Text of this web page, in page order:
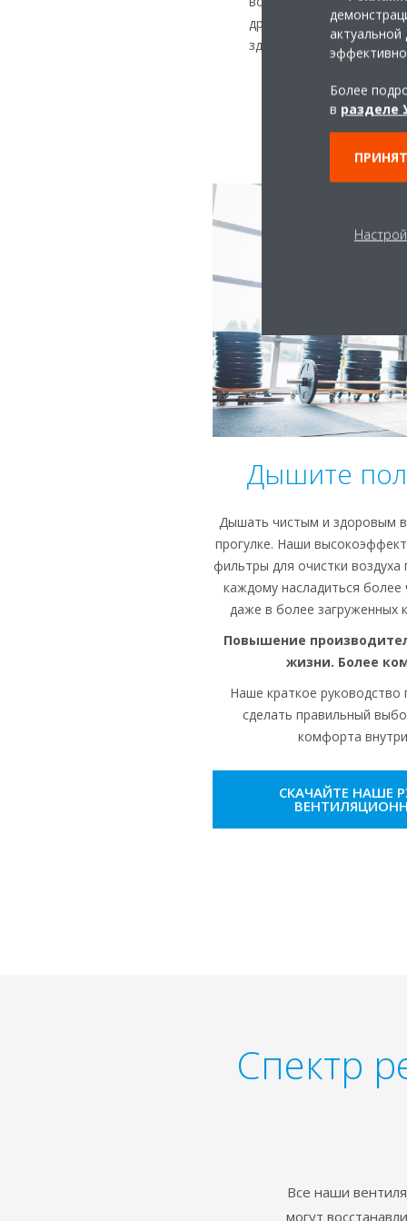
другие загрязняющие
здоровья.
Дышите
Дышать чистым и здоровым
прогулке. Наши
фильтры для очистки
каждому насладиться
даже в более загруженных
Повышение
жизни. Более
Наше краткое
сделать правильный
комфорта
СКАЧАЙТЕ НАШЕ
Спектр
Все наши
могут
Более
в разделе